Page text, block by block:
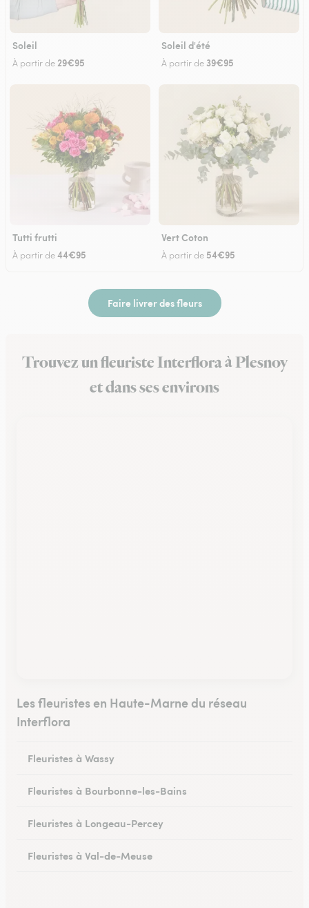
Soleil
À partir de29€95
Soleil d'été
À partir de 39€95
Tutti frutti
À partir de44€95
Vert Coton
À partir de 54€95
Faire livrer des fleurs
Trouvez un fleuriste Interflora à Plesnoy
et dans ses environs
Les fleuristes en Haute-Marne du réseau
Interflora
Fleuristes à Wassy
Fleuristes à Bourbonne-les-Bains
Fleuristes à Longeau-Percey
Fleuristes à Val-de-Meuse